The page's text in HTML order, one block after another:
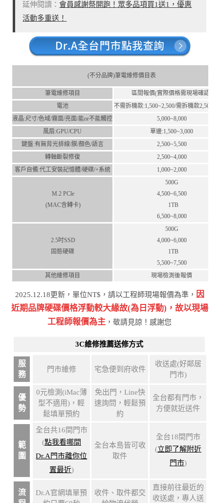
延伸閱讀：會員感謝祭開跑！眾多品項買1送1，優惠
活動多重送！
(不分品牌)筆電維修價目表
筆電維修項目
區間報價(實際價格需現場確認)
電池
不需拆機款:1,500~2,500/需拆機款
液晶:尺⼨/⾊域/霧⾯/亮⾯/能or不能觸控
5,000~8,000
風扇:GPU/CPU
單邊:1,500~3,000
鍵盤:有無背光排線/膜/顏⾊/語⾔
2,500~5,500
轉軸斷裂修復
2,500~4,000
客⼾⾃備:代⼯安裝記憶體/硬碟/+系統
1,000~2,000
M.2 PCle
(MAC含轉卡)
500G
4,500~6,500
1TB
6,500~8,000
2.5吋SSD
固態硬碟
500G
4,000~6,000
1TB
5,500~7,500
其他維修項目
現場檢測後報價
2025.12.18更新，單位NT$，請以工程師現場報價為準， 因
近期品牌硬碟價格浮動較⼤緣故(為⽇浮動)，故以現場
⼯程師報價為主 ，敬請⾒諒！感謝您
3C維修推薦送修方式
服
務
門市維修 宅急便到府收件
收送處(好鄰居
門市)
優
勢
0元檢測(iMac薄
型不適用)，輕
鬆填單預約
免出門，Line快
速詢問，輕鬆預
約
全台都有門市，
方便就近送件
範
圍
全台共16間門市
(點我看哪間
Dr.A門市離你位
置最近)
全台本島皆可收
取件
全台18間門市
(立即了解附近
門市)
流
Dr.A官網填單預
收件、取件都交
直接前往最近的
收送處，專人送